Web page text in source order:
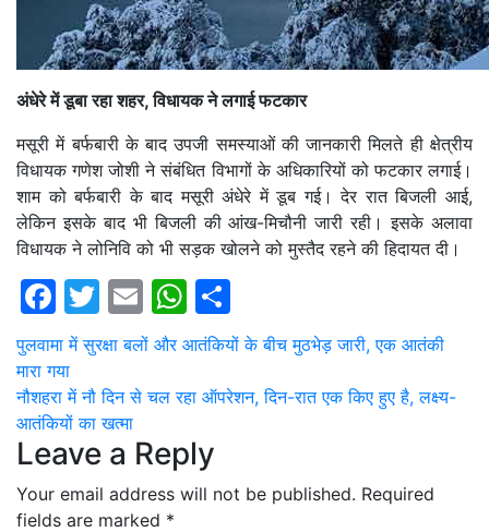
अंधेरे में डूबा रहा शहर, विधायक ने लगाई फटकार
मसूरी में बर्फबारी के बाद उपजी समस्याओं की जानकारी मिलते ही क्षेत्रीय
विधायक गणेश जोशी ने संबंधित विभागों के अधिकारियों को फटकार लगाई।
शाम को बर्फबारी के बाद मसूरी अंधेरे में डूब गई। देर रात बिजली आई,
लेकिन इसके बाद भी बिजली की आंख-मिचौनी जारी रही। इसके अलावा
विधायक ने लोनिवि को भी सड़क खोलने को मुस्तैद रहने की हिदायत दी।
Facebook
Twitter
EmailWhatsApp
Post
navigation
पुलवामा में सुरक्षा बलों और आतंकियों के बीच मुठभेड़ जारी, एक आतंकी
मारा गया
नौशहरा में नौ दिन से चल रहा ऑपरेशन, दिन-रात एक किए हुए है, लक्ष्य-
आतंकियों का खत्मा
Leave a Reply
Your email address will not be published. Required
fields are marked *